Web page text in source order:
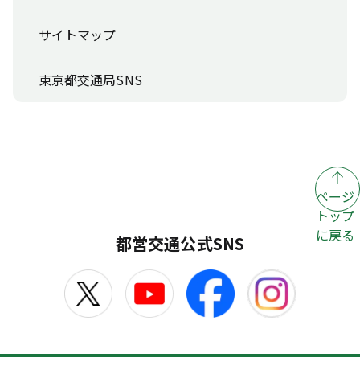
サイトマップ
東京都交通局SNS
ページ
トップ
に戻る
都営交通公式SNS